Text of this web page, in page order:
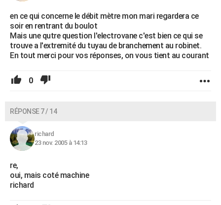
en ce qui concerne le débit mètre mon mari regardera ce
soir en rentrant du boulot
Mais une qutre question l'electrovane c'est bien ce qui se
trouve a l'extremité du tuyau de branchement au robinet.
En tout merci pour vos réponses, on vous tient au courant
0
RÉPONSE 7 / 14
richard
23 nov. 2005 à 14:13
re,
oui, mais coté machine
richard